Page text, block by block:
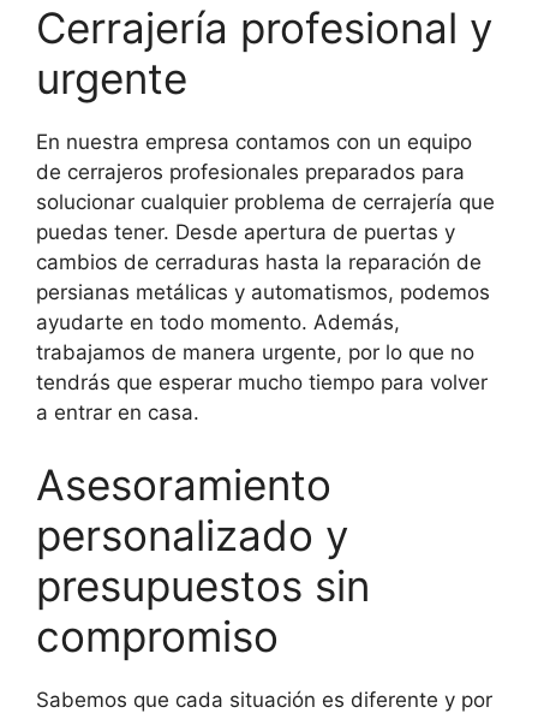
Cerrajería profesional y
urgente
En nuestra empresa contamos con un equipo
de cerrajeros profesionales preparados para
solucionar cualquier problema de cerrajería que
puedas tener. Desde apertura de puertas y
cambios de cerraduras hasta la reparación de
persianas metálicas y automatismos, podemos
ayudarte en todo momento. Además,
trabajamos de manera urgente, por lo que no
tendrás que esperar mucho tiempo para volver
a entrar en casa.
Asesoramiento
personalizado y
presupuestos sin
compromiso
Sabemos que cada situación es diferente y por